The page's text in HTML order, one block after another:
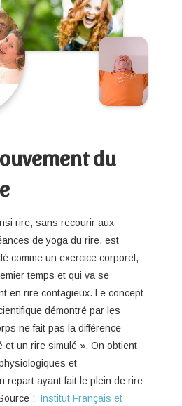
du
rire, sans recourir aux
de yoga du rire, est
comme un exercice corporel,
temps et qui va se
en rire contagieux. Le concept
démontré par les
ne fait pas la différence
et un rire simulé ». On obtient
et
repart ayant fait le plein de rire
: Institut Français et